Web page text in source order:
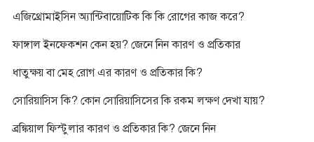
এজিথ্রোমাইসিন অ্যান্টিবায়োটিক কি কি রোগের কাজ করে?
ফাঙ্গাল ইনফেকশন কেন হয়? জেনে নিন কারণ ও প্রতিকার
ধাতুক্ষয় বা মেহ রোগ এর কারণ ও প্রতিকার কি?
সোরিয়াসিস কি? কোন সোরিয়াসিসের কি রকম লক্ষণ দেখা যায়?
ব্রঙ্কিয়াল ফিস্টুলার কারণ ও প্রতিকার কি? জেনে নিন